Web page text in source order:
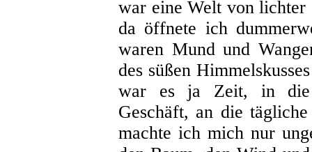
war eine Welt von
da öffnete ich
waren Mund und
des süßen
war es ja Zeit, in die
Geschäft, an die
machte ich mich nur